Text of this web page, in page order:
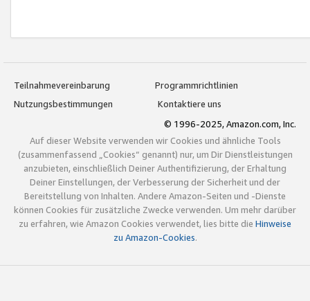
Teilnahmevereinbarung
Programmrichtlinien
Nutzungsbestimmungen
Kontaktiere uns
© 1996-2025, Amazon.com, Inc.
Auf dieser Website verwenden wir Cookies und ähnliche Tools
(zusammenfassend „Cookies“ genannt) nur, um Dir Dienstleistungen
anzubieten, einschließlich Deiner Authentifizierung, der Erhaltung
Deiner Einstellungen, der Verbesserung der Sicherheit und der
Bereitstellung von Inhalten. Andere Amazon-Seiten und -Dienste
können Cookies für zusätzliche Zwecke verwenden. Um mehr darüber
zu erfahren, wie Amazon Cookies verwendet, lies bitte die Hinweise
zu Amazon-Cookies.